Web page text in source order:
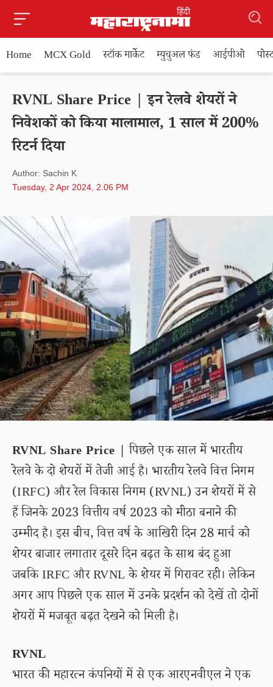
Home MCX Gold स्टॉक मार्केट म्युचुअल फंड आईपीओ
RVNL Share Price | इन रेलवे शेयरों ने
निवेशकों को किया मालामाल, 1 साल में 200%
रिटर्न दिया
Author: Sachin K
Tuesday, 2 Apr 2024, 2.06 PM
RVNL Share Price | पिछले एक साल में भारतीय
रेलवे के दो शेयरों में तेजी आई है। भारतीय रेलवे वित्त निगम
(IRFC) और रेल विकास निगम (RVNL) उन शेयरों में से
हैं जिनके 2023 वित्तीय वर्ष 2023 को मीठा बनाने की
उम्मीद है। इस बीच, वित्त वर्ष के आखिरी दिन 28 मार्च को
शेयर बाजार लगातार दूसरे दिन बढ़त के साथ बंद हुआ
जबकि IRFC और RVNL के शेयर में गिरावट रही। लेकिन
अगर आप पिछले एक साल में उनके प्रदर्शन को देखें तो दोनों
शेयरों में मजबूत बढ़त देखने को मिली है।
RVNL
भारत की महारत्न कंपनियों में से एक आरएनवीएल ने एक